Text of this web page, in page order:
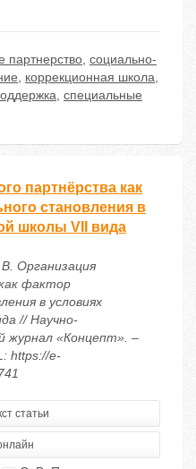
партнерство, социально-
, коррекционная школа,
, специальные
партнёрства как
становления в
школы VII вида
Организация
фактор
в условиях
// Научно-
журнал «Концепт». –
https://e-
статьи